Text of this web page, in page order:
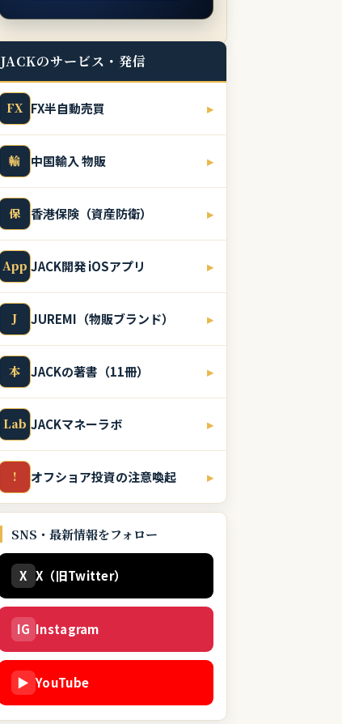
JACKのサービス・発信
FX FX半自動売買 ▸
輸 中国輸入 物販 ▸
保 香港保険（資産防衛） ▸
App JACK開発 iOSアプリ ▸
J JUREMI（物販ブランド） ▸
本 JACKの著書（11冊） ▸
Lab JACKマネーラボ ▸
! オフショア投資の注意喚起 ▸
SNS・最新情報をフォロー
X X（旧Twitter）
IG Instagram
▶ YouTube